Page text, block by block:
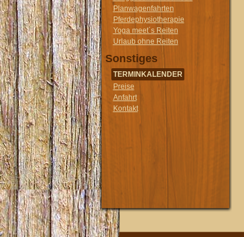
Planwagenfahrten
Pferdephysiotherapie
Yoga meet´s Reiten
Urlaub ohne Reiten
Sonstiges
TERMINKALENDER
Preise
Anfahrt
Kontakt